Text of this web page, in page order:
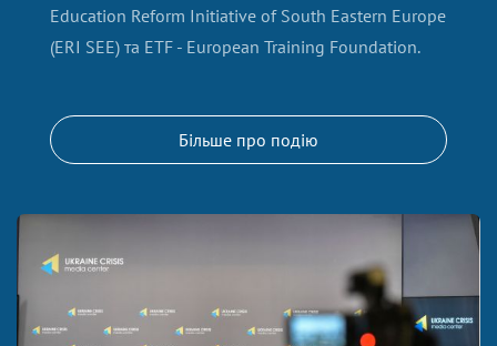
Education Reform Initiative of South Eastern Europe
(ERI SEE) та ETF - European Training Foundation.
Більше про подію